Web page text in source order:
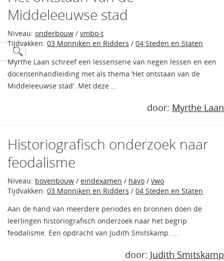
Middeleeuwse stad
Niveau: onderbouw / vmbo-t
Tijdvakken: 03 Monniken en Ridders / 04 Steden en Staten
Myrthe Laan schreef een lessenserie van negen lessen en een
docentenhandleiding met als thema ‘Het ontstaan van de
Middeleeuwse stad’. Met deze ...
door: Myrthe Laan
Historiografisch onderzoek naar
feodalisme
Niveau: bovenbouw / eindexamen / havo / vwo
Tijdvakken: 03 Monniken en Ridders / 04 Steden en Staten
Aan de hand van meerdere periodes en bronnen doen de
leerlingen historiografisch onderzoek naar het begrip
feodalisme. Een opdracht van Judith Smitskamp. ...
door: Judith Smitskamp